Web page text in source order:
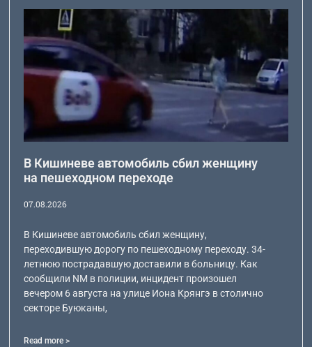
В Кишиневе автомобиль сбил женщину
на пешеходном переходе
07.08.2026
В Кишиневе автомобиль сбил женщину,
переходившую дорогу по пешеходному переходу. 34-
летнюю пострадавшую доставили в больницу. Как
сообщили NM в полиции, инцидент произошел
вечером 6 августа на улице Иона Крянгэ в столично
секторе Буюканы,
Read more >